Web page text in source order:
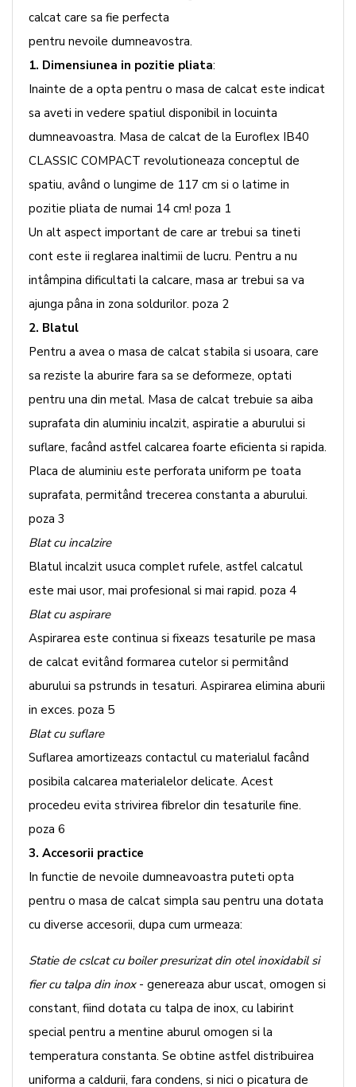
calcat care sa fie perfecta
pentru nevoile dumneavostra.
1. Dimensiunea in pozitie pliata:
Inainte de a opta pentru o masa de calcat este indicat
sa aveti in vedere spatiul disponibil in locuinta
dumneavoastra. Masa de calcat de la Euroflex IB40
CLASSIC COMPACT revolutioneaza conceptul de
spatiu, având o lungime de 117 cm si o latime in
pozitie pliata de numai 14 cm! poza 1
Un alt aspect important de care ar trebui sa tineti
cont este ii reglarea inaltimii de lucru. Pentru a nu
intâmpina dificultati la calcare, masa ar trebui sa va
ajunga pâna in zona soldurilor. poza 2
2. Blatul
Pentru a avea o masa de calcat stabila si usoara, care
sa reziste la aburire fara sa se deformeze, optati
pentru una din metal. Masa de calcat trebuie sa aiba
suprafata din aluminiu incalzit, aspiratie a aburului si
suflare, facând astfel calcarea foarte eficienta si rapida.
Placa de aluminiu este perforata uniform pe toata
suprafata, permitând trecerea constanta a aburului.
poza 3
Blat cu incalzire
Blatul incalzit usuca complet rufele, astfel calcatul
este mai usor, mai profesional si mai rapid. poza 4
Blat cu aspirare
Aspirarea este continua si fixeazs tesaturile pe masa
de calcat evitând formarea cutelor si permitând
aburului sa pstrunds in tesaturi. Aspirarea elimina aburii
in exces. poza 5
Blat cu suflare
Suflarea amortizeazs contactul cu materialul facând
posibila calcarea materialelor delicate. Acest
procedeu evita strivirea fibrelor din tesaturile fine.
poza 6
3. Accesorii practice
In functie de nevoile dumneavoastra puteti opta
pentru o masa de calcat simpla sau pentru una dotata
cu diverse accesorii, dupa cum urmeaza:
Statie de cslcat cu boiler presurizat din otel inoxidabil si
fier cu talpa din inox- genereaza abur uscat, omogen si
constant, fiind dotata cu talpa de inox, cu labirint
special pentru a mentine aburul omogen si la
temperatura constanta. Se obtine astfel distribuirea
uniforma a caldurii, fara condens, si nici o picatura de